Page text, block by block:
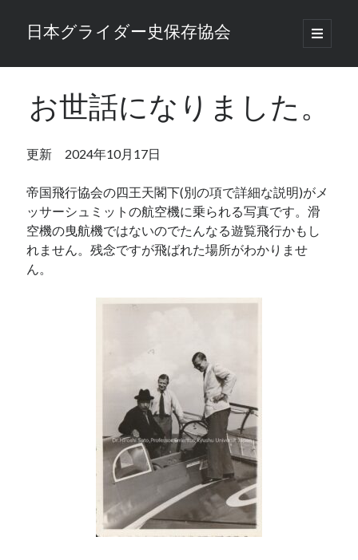
日本グライダー史保存協会
open
primary
Sidebar
検索
Total Visitors: 35,352
お世話になりました。
更新 2024年10月17日
帝国飛行協会の四王天閣下(別の項で詳細な説明)がメ
ッサーシュミットの航空機に乗られる写真です。滑
空機の曳航機ではないのでたんなる遊覧飛行かもし
れません。残念ですが飛ばれた場所がわかりませ
ん。